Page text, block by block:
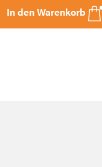
In den Warenkorb